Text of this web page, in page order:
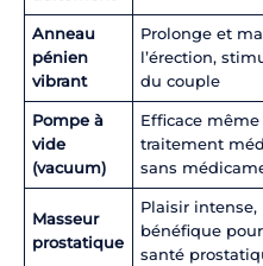
Anneau
pénien
vibrant
Prolonge et
l’érection,
du couple
Pompe à
vide
(vacuum)
Efficace même
traitement
sans
Masseur
prostatique
Plaisir intense,
bénéfique
santé